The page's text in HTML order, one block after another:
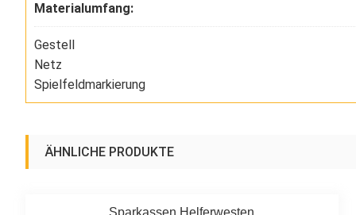
Materialumfang:
Gestell
Netz
Spielfeldmarkierung
ÄHNLICHE PRODUKTE
Sparkassen Helferwesten